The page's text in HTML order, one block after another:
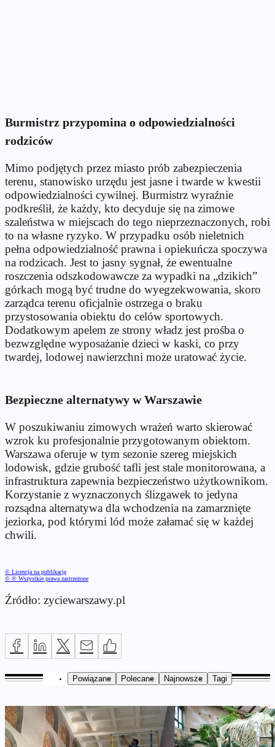
Burmistrz przypomina o odpowiedzialności
rodziców
Mimo podjętych przez miasto prób zabezpieczenia
terenu, stanowisko urzędu jest jasne i twarde w kwestii
odpowiedzialności cywilnej. Burmistrz wyraźnie
podkreślił, że każdy, kto decyduje się na zimowe
szaleństwa w miejscach do tego nieprzeznaczonych, robi
to na własne ryzyko. W przypadku osób nieletnich
pełna odpowiedzialność prawna i opiekuńcza spoczywa
na rodzicach. Jest to jasny sygnał, że ewentualne
roszczenia odszkodowawcze za wypadki na „dzikich”
górkach mogą być trudne do wyegzekwowania, skoro
zarządca terenu oficjalnie ostrzega o braku
przystosowania obiektu do celów sportowych.
Dodatkowym apelem ze strony władz jest prośba o
bezwzględne wyposażanie dzieci w kaski, co przy
twardej, lodowej nawierzchni może uratować życie.
Bezpieczne alternatywy w Warszawie
W poszukiwaniu zimowych wrażeń warto skierować
wzrok ku profesjonalnie przygotowanym obiektom.
Warszawa oferuje w tym sezonie szereg miejskich
lodowisk, gdzie grubość tafli jest stale monitorowana, a
infrastruktura zapewnia bezpieczeństwo użytkownikom.
Korzystanie z wyznaczonych ślizgawek to jedyna
rozsądna alternatywa dla wchodzenia na zamarznięte
jeziorka, pod którymi lód może załamać się w każdej
chwili.
© Licencja na publikację
© ℗ Wszystkie prawa zastrzeżone
Źródło: zyciewarszawy.pl
Powiązane Polecane Najnowsze Tagi